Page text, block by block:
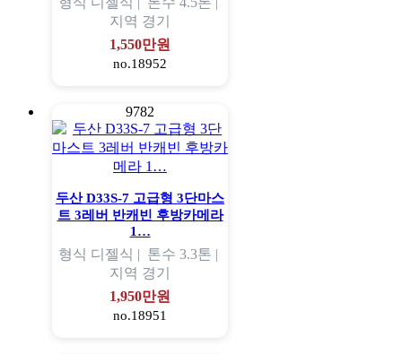
지역 경기
1,550만원
no.18952
9782
두산 D33S-7 고급형 3단마스
트 3레버 반캐빈 후방카메라
1…
형식 디젤식 | 톤수 3.3톤 |
지역 경기
1,950만원
no.18951